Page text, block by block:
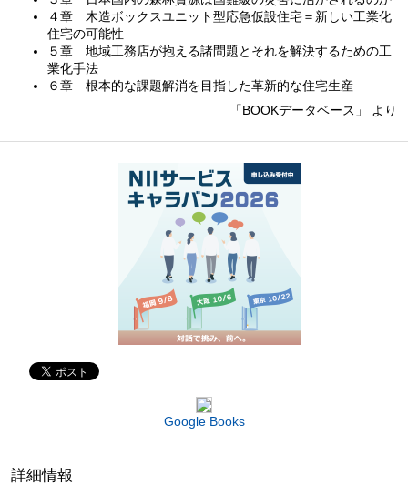
４章 木造ボックスユニット型応急仮設住宅＝新しい工業化
住宅の可能性
５章 地域工務店が抱える諸問題とそれを解決するための工
業化手法
６章 根本的な課題解消を目指した革新的な住宅生産
「BOOKデータベース」 より
Google Books
詳細情報